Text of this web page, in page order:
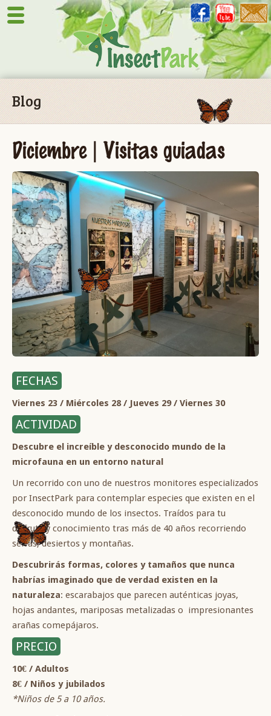
Blog
Diciembre | Visitas guiadas
FECHAS
Viernes 23 / Miércoles 28 / Jueves 29 / Viernes 30
ACTIVIDAD
Descubre el increíble y desconocido mundo de la
microfauna en un entorno natural
Un recorrido con uno de nuestros monitores especializados
por InsectPark para contemplar especies que existen en el
desconocido mundo de los insectos. Traídos para tu
disfrute y conocimiento tras más de 40 años recorriendo
selvas, desiertos y montañas.
Descubrirás formas, colores y tamaños que nunca
habrías imaginado que de verdad existen en la
naturaleza: escarabajos que parecen auténticas joyas,
hojas andantes, mariposas metalizadas o impresionantes
arañas comepájaros.
PRECIO
10€ / Adultos
8€ / Niños y jubilados
*Niños de 5 a 10 años.